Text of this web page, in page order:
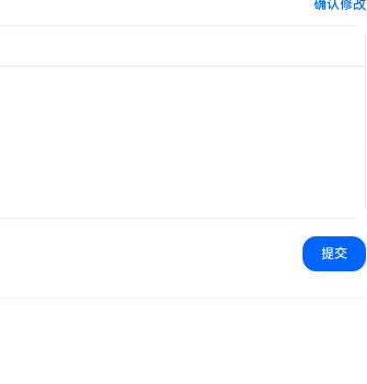
确认修改
提交